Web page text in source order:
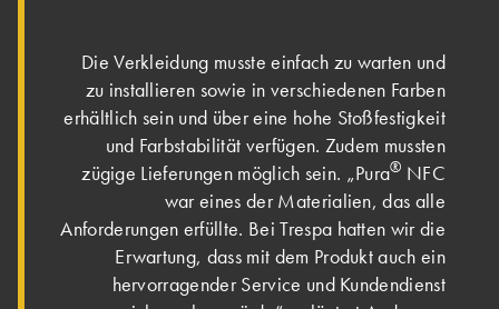
Die Verkleidung musste einfach zu warten und
zu installieren sowie in verschiedenen Farben
erhältlich sein und über eine hohe Stoßfestigkeit
und Farbstabilität verfügen. Zudem mussten
zügige Lieferungen möglich sein. „Pura® NFC
war eines der Materialien, das alle
Anforderungen erfüllte. Bei Trespa hatten wir die
Erwartung, dass mit dem Produkt auch ein
hervorragender Service und Kundendienst